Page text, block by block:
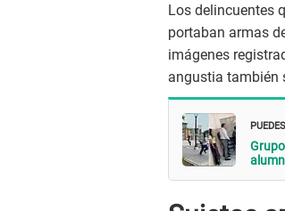
Los delincuentes
portaban armas
imágenes
angustia también